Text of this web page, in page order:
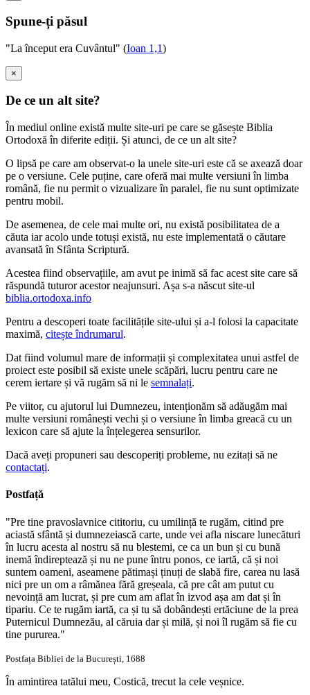
Spune-ți păsul
"La început era Cuvântul" (Ioan 1,1)
×
De ce un alt site?
În mediul online există multe site-uri pe care se găsește Biblia
Ortodoxă în diferite ediții. Și atunci, de ce un alt site?
O lipsă pe care am observat-o la unele site-uri este că se axează doar
pe o versiune. Cele puține, care oferă mai multe versiuni în limba
română, fie nu permit o vizualizare în paralel, fie nu sunt optimizate
pentru mobil.
De asemenea, de cele mai multe ori, nu există posibilitatea de a
căuta iar acolo unde totuși există, nu este implementată o căutare
avansată în Sfânta Scriptură.
Acestea fiind observațiile, am avut pe inimă să fac acest site care să
răspundă tuturor acestor neajunsuri. Așa s-a născut site-ul
biblia.ortodoxa.info
Pentru a descoperi toate facilitățile site-ului și a-l folosi la capacitate
maximă, citește îndrumarul.
Dat fiind volumul mare de informații și complexitatea unui astfel de
proiect este posibil să existe unele scăpări, lucru pentru care ne
cerem iertare și vă rugăm să ni le semnalați.
Pe viitor, cu ajutorul lui Dumnezeu, intenționăm să adăugăm mai
multe versiuni românești vechi și o versiune în limba greacă cu un
lexicon care să ajute la înțelegerea sensurilor.
Dacă aveți propuneri sau descoperiți probleme, nu ezitați să ne
contactați.
Postfață
"Pre tine pravoslavnice cititoriu, cu umilință te rugăm, citind pre
aciastă sfântă și dumnezeiască carte, unde vei afla niscare lunecături
în lucru acesta al nostru să nu blestemi, ce ca un bun și cu bună
inemă îndireptează și nu ne pune întru ponos, ce iartă, că și noi
suntem oameni, aseamene pătimași ținuți de slabă fire, carea nu lasă
nici pre un om a râmănea fără greșeala, că pre cât am putut cu
nevoință am lucrat, și pre cum am aflat în izvod așa am dat și în
tipariu. Ce te rugăm iartă, ca și tu să dobândești ertăciune de la prea
Puternicul Dumnezău, al căruia dar și milă, și noi îl rugăm să fie cu
tine pururea."
Postfața Bibliei de la București, 1688
În amintirea tatălui meu, Costică, trecut la cele veșnice.